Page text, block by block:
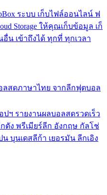
ระบบ เก็บไฟล์ออนไลน์ ฟ
Storage ให้คุณเก็บข้อมูล เก็
น เข้าถึงได้ ทุกที่ ทุกเวลา
อลสดภาษาไทย จากลีกฟุตบอล
ปฯ รายงานผลบอลสดรวดเร็ว
ดัง พรีเมียร์ลีก อังกฤษ กัลโช่
น บุนเดสลีก้า เยอรมัน ลีกเอิง